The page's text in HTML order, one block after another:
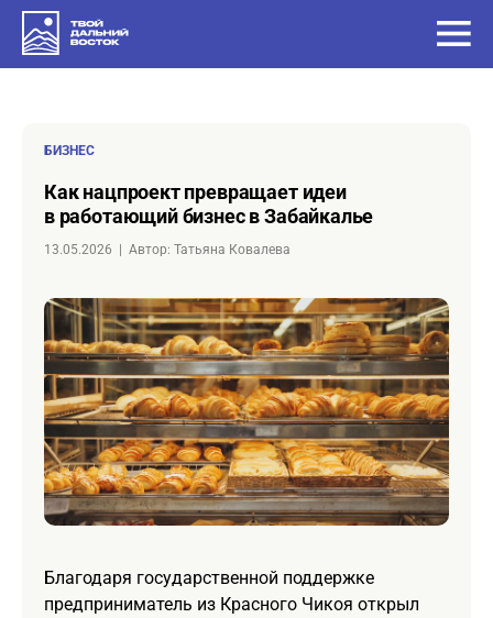
БИЗНЕС
Как нацпроект превращает идеи
в работающий бизнес в Забайкалье
13.05.2026 Автор: Татьяна Ковалева
Благодаря государственной поддержке
предприниматель из Красного Чикоя открыл